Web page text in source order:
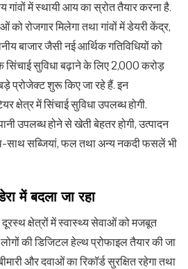
गांवों में स्थायी आय का स्रोत तैयार करना है.
रोजगार मिलेगा तथा गांवों में डेयरी केंद्र,
बाजार जैसी नई आर्थिक गतिविधियों को
सिंचाई सुविधा बढ़ाने के लिए 2,000 करोड़
प्रोजेक्ट शुरू किए जा रहे हैं. इन
क्षेत्र में सिंचाई सुविधा उपलब्ध होगी.
उपलब्ध होने से खेती बेहतर होगी, उत्पादन
साथ सब्जियां, फल तथा अन्य नकदी फसलें भी
में बदला जा रहा
क्षेत्रों में स्वास्थ्य सेवाओं को मजबूत
की डिजिटल हेल्थ प्रोफाइल तैयार की जा
और दवाओं का रिकॉर्ड सुरक्षित रहेगा तथा